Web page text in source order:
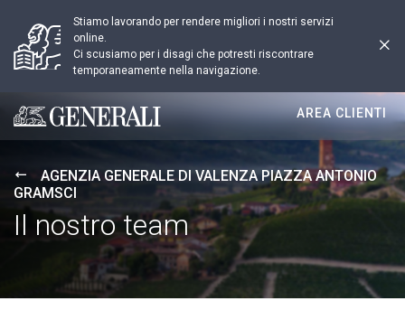
Stiamo lavorando per rendere migliori i nostri servizi
online.
Ci scusiamo per i disagi che potresti riscontrare
temporaneamente nella navigazione.
Generali logo
AREA CLIENTI
AGENZIA GENERALE DI VALENZA PIAZZA ANTONIO
GRAMSCI
Il nostro team